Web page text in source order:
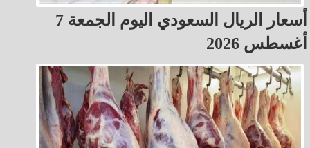
أسعار الريال السعودي اليوم الجمعة 7
أغسطس 2026